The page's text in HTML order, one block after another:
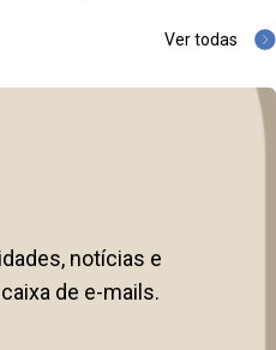
Ver todas
notícias e
de e-mails.